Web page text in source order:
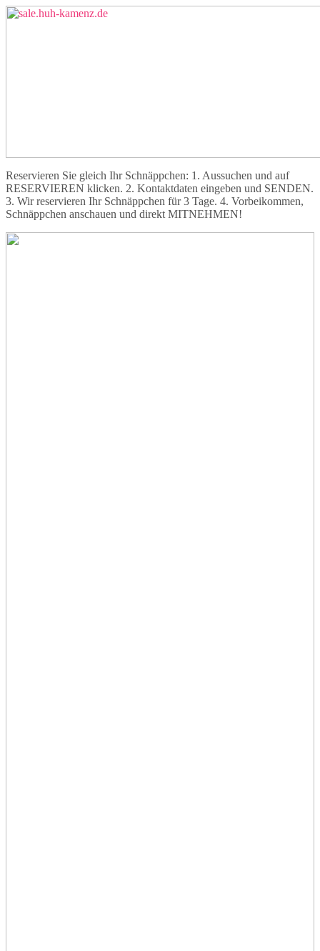
Reservieren Sie gleich Ihr Schnäppchen: 1. Aussuchen und auf
RESERVIEREN klicken. 2. Kontaktdaten eingeben und SENDEN.
3. Wir reservieren Ihr Schnäppchen für 3 Tage. 4. Vorbeikommen,
Schnäppchen anschauen und direkt MITNEHMEN!